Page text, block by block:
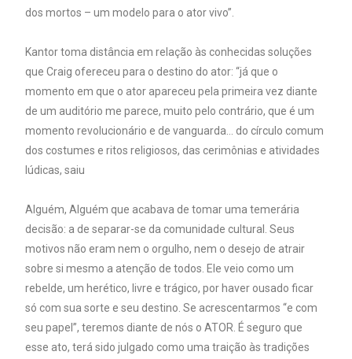
dos mortos – um modelo para o ator vivo”.
Kantor toma distância em relação às conhecidas soluções
que Craig ofereceu para o destino do ator: “já que o
momento em que o ator apareceu pela primeira vez diante
de um auditório me parece, muito pelo contrário, que é um
momento revolucionário e de vanguarda… do círculo comum
dos costumes e ritos religiosos, das cerimônias e atividades
lúdicas, saiu
Alguém, Alguém que acabava de tomar uma temerária
decisão: a de separar-se da comunidade cultural. Seus
motivos não eram nem o orgulho, nem o desejo de atrair
sobre si mesmo a atenção de todos. Ele veio como um
rebelde, um herético, livre e trágico, por haver ousado ficar
só com sua sorte e seu destino. Se acrescentarmos “e com
seu papel”, teremos diante de nós o ATOR. É seguro que
esse ato, terá sido julgado como uma traição às tradições